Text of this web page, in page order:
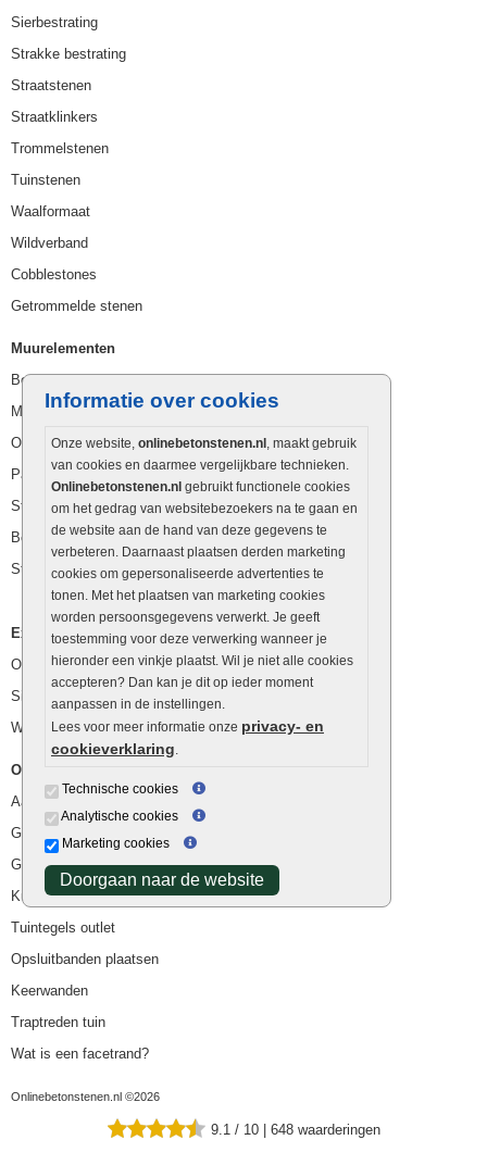
Informatie over cookies
Onze website, onlinebetonstenen.nl, maakt gebruik
van cookies en daarmee vergelijkbare technieken.
Onlinebetonstenen.nl gebruikt functionele cookies
om het gedrag van websitebezoekers na te gaan en
de website aan de hand van deze gegevens te
verbeteren. Daarnaast plaatsen derden marketing
cookies om gepersonaliseerde advertenties te
tonen. Met het plaatsen van marketing cookies
worden persoonsgegevens verwerkt. Je geeft
toestemming voor deze verwerking wanneer je
hieronder een vinkje plaatst. Wil je niet alle cookies
accepteren? Dan kan je dit op ieder moment
aanpassen in de instellingen.
Lees voor meer informatie onze privacy- en
cookieverklaring.
Technische cookies
Analytische cookies
Marketing cookies
Doorgaan naar de website
Sierbestrating
Strakke bestrating
Straatstenen
Straatklinkers
Trommelstenen
Tuinstenen
Waalformaat
Wildverband
Cobblestones
Getrommelde stenen
Muurelementen
Betonbielzen
Muurstenen
Opsluitbanden
Palissaden
Stapelblokken
Betonblokken
Stapelstenen
Extra benodigdheden
Ophoogzand
Siergrind en siersplit
Waterafvoer
Overig
Aanbiedingen
Goedkope bestrating
Goedkope tuintegels
Kunstgras
Tuintegels outlet
Opsluitbanden plaatsen
Keerwanden
Traptreden tuin
Wat is een facetrand?
Onlinebetonstenen.nl ©2026
9.1 / 10 | 648 waarderingen